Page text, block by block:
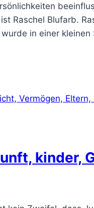
Raschel Blufarb.
in einer
kinder,